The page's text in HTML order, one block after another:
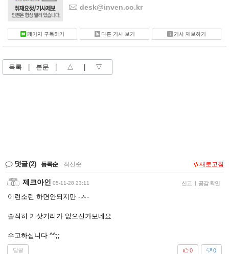
desk@inven.co.kr
페이지 구독하기 다른 기사 보기 기사 제보하기
목록 본문 △ ▽
댓글(2) 등록순 최신순 새로고침
제크아인 05-11-28 23:11 신고 | 공감 확인
이런소린 하면안되지만 -ㅅ-
솔직히 기삿거리가 없으신가보네요
수고하십니다 ^^;;
답글 0
0